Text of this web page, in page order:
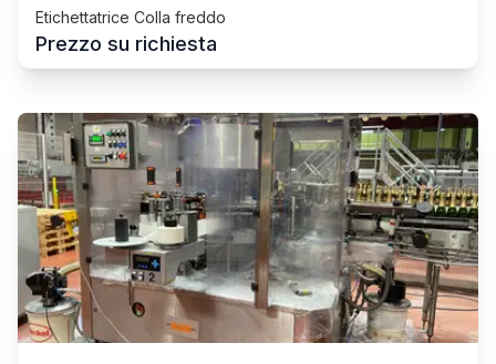
Etichettatrice Colla freddo
Prezzo su richiesta